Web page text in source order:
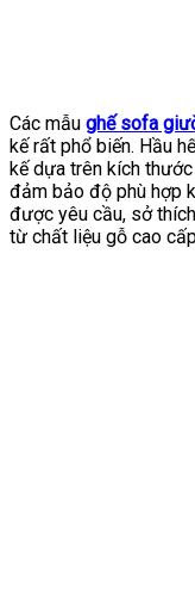
Các mẫu ghế sofa
kế rất phổ biến. Hầu
kế dựa trên kích
đảm bảo độ phù hợp
được yêu cầu, sở
từ chất liệu gỗ cao